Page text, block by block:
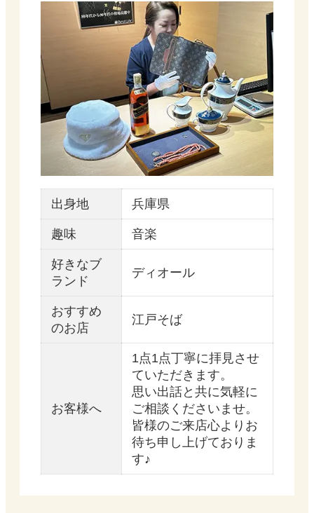
出⾝地 兵庫県
趣味 音楽
好きなブ
ランド
ディオール
おすすめ
のお店
江戸そば
お客様へ
1点1点丁寧に拝見させ
ていただきます。
思い出話と共に気軽に
ご相談くださいませ。
皆様のご来店心よりお
待ち申し上げておりま
す♪